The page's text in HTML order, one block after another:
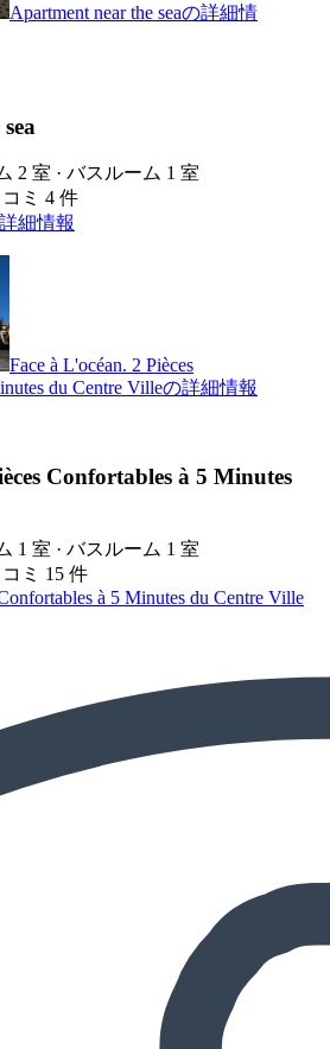
Apartment near the seaの詳細情
2 室 · バスルーム 1 室
ミ 4 件
細情報
Face à L'océan. 2 Pièces
du Centre Villeの詳細情報
Confortables à 5 Minutes
1 室 · バスルーム 1 室
ミ 15 件
à 5 Minutes du Centre Ville